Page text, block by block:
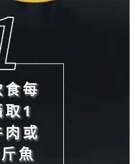
食每
取1
肉或
魚